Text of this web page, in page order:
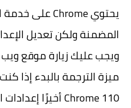
المضمنة ولكن تعديل
ويجب عليك زيارة موقع
ميزة الترجمة بالبدء إذا